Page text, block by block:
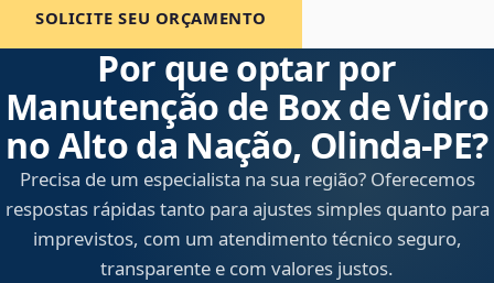
SOLICITE SEU ORÇAMENTO
Por que optar por
Manutenção de Box de Vidro
no Alto da Nação, Olinda‑PE?
Precisa de um especialista na sua região? Oferecemos
respostas rápidas tanto para ajustes simples quanto para
imprevistos, com um atendimento técnico seguro,
transparente e com valores justos.